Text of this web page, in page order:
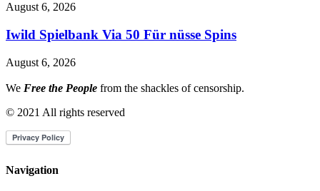
August 6, 2026
Iwild Spielbank Via 50 Für nüsse Spins
August 6, 2026
We Free the People from the shackles of censorship.
© 2021 All rights reserved
Navigation